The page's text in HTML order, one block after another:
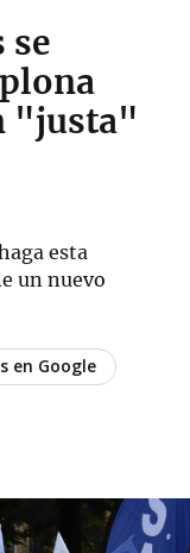
se
"justa"
esta
un nuevo
en Google